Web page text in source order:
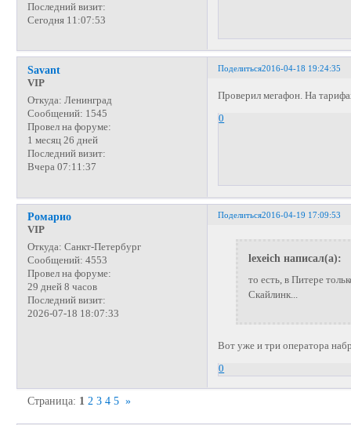
Последний визит:
Сегодня 11:07:53
Поделиться2016-04-18 19:24:35
Savant
VIP
Откуда: Ленинград
Сообщений: 1545
Провел на форуме:
1 месяц 26 дней
Последний визит:
Вчера 07:11:37
Проверил мегафон. На
0
Поделиться2016-04-19 17:09:53
Ромарио
VIP
Откуда: Санкт-Петербург
Сообщений: 4553
Провел на форуме:
29 дней 8 часов
Последний визит:
2026-07-18 18:07:33
lexeich написал(а):
то есть, в Питере
Скайлинк...
Вот уже и три оператора
0
Страница: 1 2 3 4 5 »